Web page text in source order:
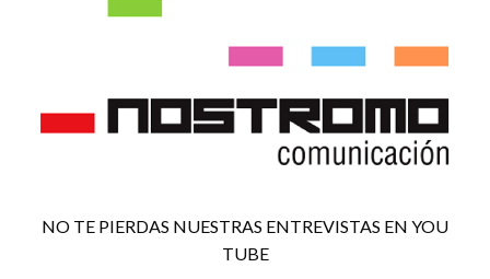
NO TE PIERDAS NUESTRAS ENTREVISTAS EN YOU
TUBE